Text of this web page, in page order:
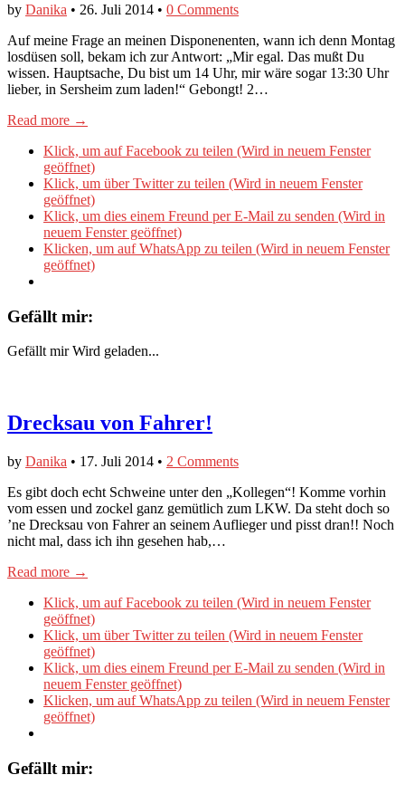
by Danika • 26. Juli 2014 • 0 Comments
Auf meine Frage an meinen Disponenenten, wann ich denn Montag
losdüsen soll, bekam ich zur Antwort: „Mir egal. Das mußt Du
wissen. Hauptsache, Du bist um 14 Uhr, mir wäre sogar 13:30 Uhr
lieber, in Sersheim zum laden!“ Gebongt! 2…
Read more →
Klick, um auf Facebook zu teilen (Wird in neuem Fenster
geöffnet)
Klick, um über Twitter zu teilen (Wird in neuem Fenster
geöffnet)
Klick, um dies einem Freund per E-Mail zu senden (Wird in
neuem Fenster geöffnet)
Klicken, um auf WhatsApp zu teilen (Wird in neuem Fenster
geöffnet)
Gefällt mir:
Gefällt mir Wird geladen...
Drecksau von Fahrer!
by Danika • 17. Juli 2014 • 2 Comments
Es gibt doch echt Schweine unter den „Kollegen“! Komme vorhin
vom essen und zockel ganz gemütlich zum LKW. Da steht doch so
’ne Drecksau von Fahrer an seinem Auflieger und pisst dran!! Noch
nicht mal, dass ich ihn gesehen hab,…
Read more →
Klick, um auf Facebook zu teilen (Wird in neuem Fenster
geöffnet)
Klick, um über Twitter zu teilen (Wird in neuem Fenster
geöffnet)
Klick, um dies einem Freund per E-Mail zu senden (Wird in
neuem Fenster geöffnet)
Klicken, um auf WhatsApp zu teilen (Wird in neuem Fenster
geöffnet)
Gefällt mir: